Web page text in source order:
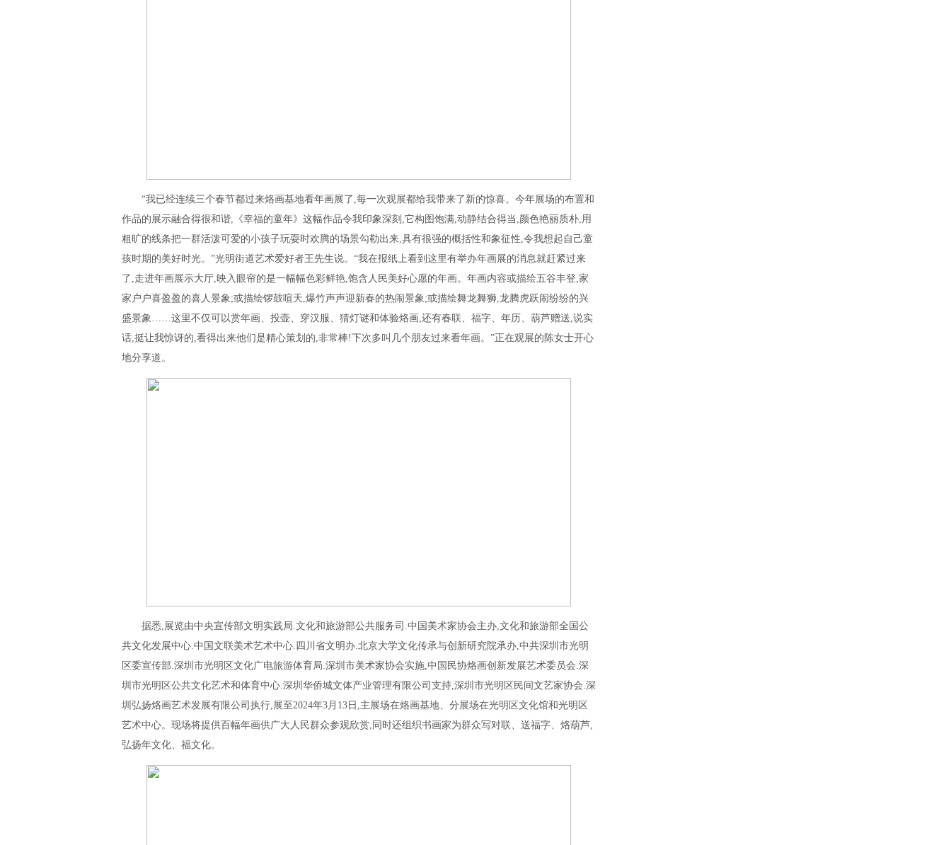
“我已经连续三个春节都过来烙画基地看年画展了,每一次观展都给我带来了新的惊喜。今年展场的布置和
作品的展示融合得很和谐,《幸福的童年》这幅作品令我印象深刻,它构图饱满,动静结合得当,颜色艳丽质朴,用
粗旷的线条把一群活泼可爱的小孩子玩耍时欢腾的场景勾勒出来,具有很强的概括性和象征性,令我想起自己童
孩时期的美好时光。”光明街道艺术爱好者王先生说。“我在报纸上看到这里有举办年画展的消息就赶紧过来
了,走进年画展示大厅,映入眼帘的是一幅幅色彩鲜艳,饱含人民美好心愿的年画。年画内容或描绘五谷丰登,家
家户户喜盈盈的喜人景象;或描绘锣鼓喧天,爆竹声声迎新春的热闹景象;或描绘舞龙舞狮,龙腾虎跃闹纷纷的兴
盛景象……这里不仅可以赏年画、投壶、穿汉服、猜灯谜和体验烙画,还有春联、福字、年历、葫芦赠送,说实
话,挺让我惊讶的,看得出来他们是精心策划的,非常棒!下次多叫几个朋友过来看年画。”正在观展的陈女士开心
地分享道。
据悉,展览由中央宣传部文明实践局.文化和旅游部公共服务司.中国美术家协会主办,文化和旅游部全国公
共文化发展中心.中国文联美术艺术中心.四川省文明办.北京大学文化传承与创新研究院承办,中共深圳市光明
区委宣传部.深圳市光明区文化广电旅游体育局.深圳市美术家协会实施,中国民协烙画创新发展艺术委员会.深
圳市光明区公共文化艺术和体育中心.深圳华侨城文体产业管理有限公司支持,深圳市光明区民间文艺家协会.深
圳弘扬烙画艺术发展有限公司执行,展至2024年3月13日,主展场在烙画基地、分展场在光明区文化馆和光明区
艺术中心。现场将提供百幅年画供广大人民群众参观欣赏,同时还组织书画家为群众写对联、送福字、烙葫芦,
弘扬年文化、福文化。